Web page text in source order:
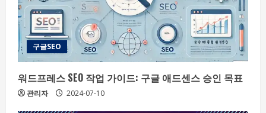
d
i
n
g
구글SEO
워드프레스 SEO 작업 가이드: 구글 애드센스 승인 목표
관리자 2024-07-10